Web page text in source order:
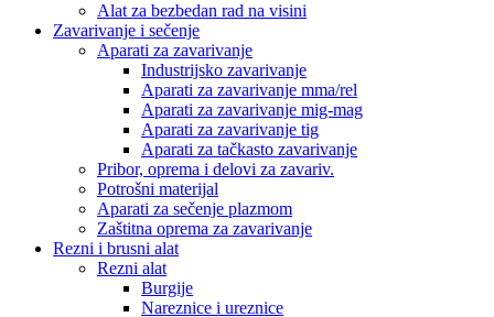
Alat za bezbedan rad na visini
Zavarivanje i sečenje
Aparati za zavarivanje
Industrijsko zavarivanje
Aparati za zavarivanje mma/rel
Aparati za zavarivanje mig-mag
Aparati za zavarivanje tig
Aparati za tačkasto zavarivanje
Pribor, oprema i delovi za zavariv.
Potrošni materijal
Aparati za sečenje plazmom
Zaštitna oprema za zavarivanje
Rezni i brusni alat
Rezni alat
Burgije
Nareznice i ureznice